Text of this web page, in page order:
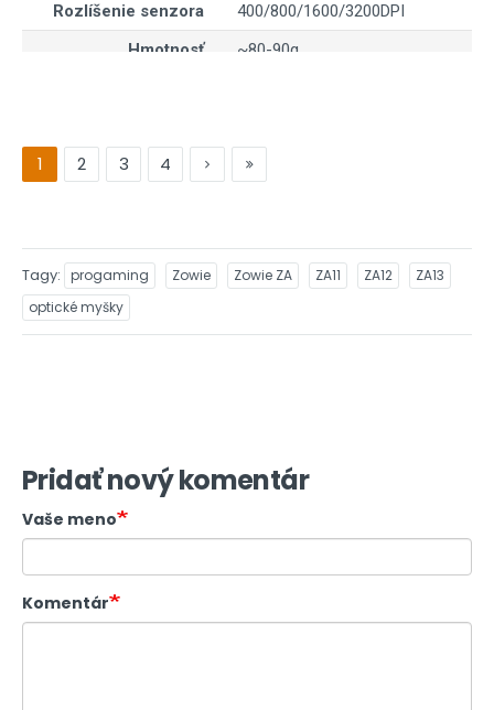
Rozlíšenie senzora
400/800/1600/3200DPI
Hmotnosť
~80-90g
Rozmery
viď tabuľka vyššie
1 2 3 4
Tagy progaming Zowie Zowie ZA ZA11 ZA12
ZA13
optické myšky
Pridať nový komentár
Vaše meno
Komentár